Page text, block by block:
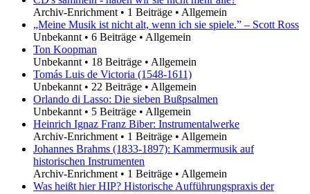
Archiv-Enrichment • 1 Beiträge • Allgemein
„Meine Musik ist nicht alt, wenn ich sie spiele.” – Scott Ross
Unbekannt • 6 Beiträge • Allgemein
Ton Koopman
Unbekannt • 18 Beiträge • Allgemein
Tomás Luis de Victoria (1548-1611)
Unbekannt • 22 Beiträge • Allgemein
Orlando di Lasso: Die sieben Bußpsalmen
Unbekannt • 5 Beiträge • Allgemein
Heinrich Ignaz Franz Biber: Instrumentalwerke
Archiv-Enrichment • 1 Beiträge • Allgemein
Johannes Brahms (1833-1897): Kammermusik auf
historischen Instrumenten
Archiv-Enrichment • 1 Beiträge • Allgemein
Was heißt hier HIP? Historische Aufführungspraxis der